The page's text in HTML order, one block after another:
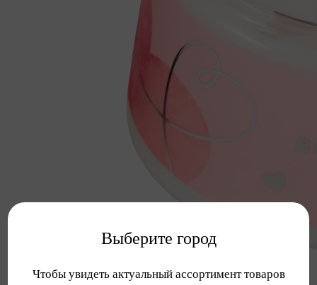
Выберите город
Чтобы увидеть актуальный ассортимент товаров